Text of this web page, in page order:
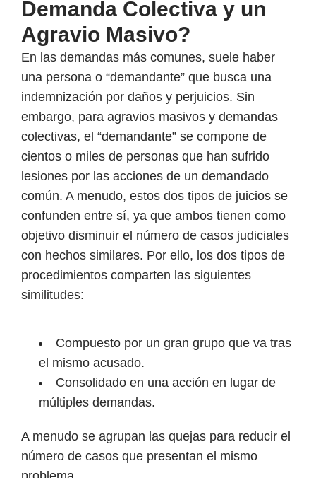
Demanda Colectiva y un
Agravio Masivo?
En las demandas más comunes, suele haber
una persona o “demandante” que busca una
indemnización por daños y perjuicios. Sin
embargo, para agravios masivos y demandas
colectivas, el “demandante” se compone de
cientos o miles de personas que han sufrido
lesiones por las acciones de un demandado
común. A menudo, estos dos tipos de juicios se
confunden entre sí, ya que ambos tienen como
objetivo disminuir el número de casos judiciales
con hechos similares. Por ello, los dos tipos de
procedimientos comparten las siguientes
similitudes:
Compuesto por un gran grupo que va tras
el mismo acusado.
Consolidado en una acción en lugar de
múltiples demandas.
A menudo se agrupan las quejas para reducir el
número de casos que presentan el mismo